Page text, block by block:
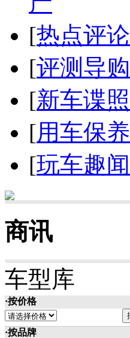
[热点评论
[评测导购
[新车谍照
[用车保养
[玩车趣闻
商讯
车型库
·按价格
·按品牌